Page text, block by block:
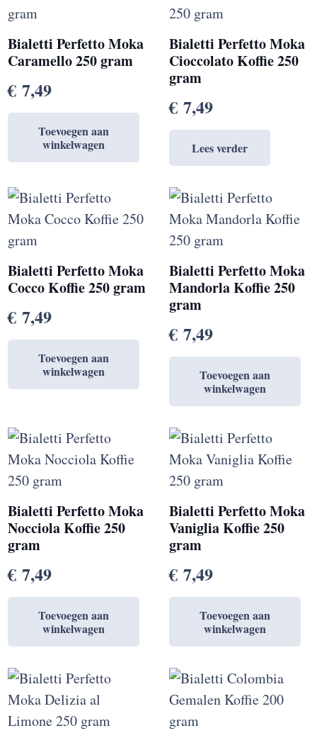
Bialetti Perfetto Moka
Caramello 250 gram
€ 7,49
Toevoegen aan
winkelwagen
Bialetti Perfetto Moka
Cioccolato Koffie 250
gram
€ 7,49
Lees verder
Bialetti Perfetto Moka
Cocco Koffie 250 gram
€ 7,49
Toevoegen aan
winkelwagen
Bialetti Perfetto Moka
Mandorla Koffie 250
gram
€ 7,49
Toevoegen aan
winkelwagen
Bialetti Perfetto Moka
Nocciola Koffie 250
gram
€ 7,49
Toevoegen aan
winkelwagen
Bialetti Perfetto Moka
Vaniglia Koffie 250
gram
€ 7,49
Toevoegen aan
winkelwagen